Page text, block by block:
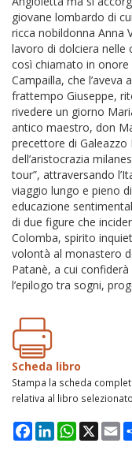
giovane lombardo di
ricca nobildonna Anna
lavoro di dolciera nelle
così chiamato in
Campailla, che
frattempo Giuseppe,
rivedere un giorno
antico maestro, don
precettore di
dell’aristocrazia
tour”, attraversando
viaggio lungo e pieno
educazione
di due figure che
Colomba, spirito
volontà al monastero
Patanè, a cui
l’epilogo tra sogni,
Scheda libro
Stampa la scheda
relativa al libro selezionato
Facebook
LinkedInWhatsApp
X